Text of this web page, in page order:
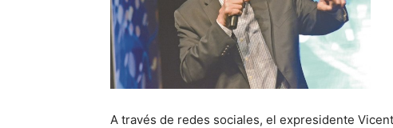
A través de redes sociales, el expresidente